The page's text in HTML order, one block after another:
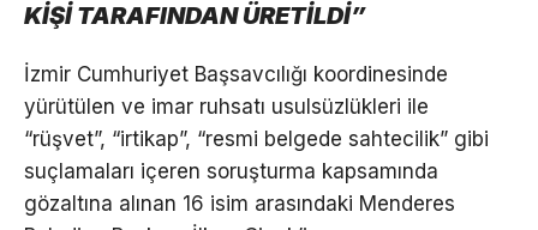
KİŞİ TARAFINDAN ÜRETİLDİ”
İzmir Cumhuriyet Başsavcılığı koordinesinde
yürütülen ve imar ruhsatı usulsüzlükleri ile
“rüşvet”, “irtikap”, “resmi belgede sahtecilik” gibi
suçlamaları içeren soruşturma kapsamında
gözaltına alınan 16 isim arasındaki Menderes